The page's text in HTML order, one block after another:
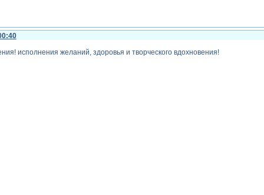
исполнения желаний, здоровья и творческого вдохновения!